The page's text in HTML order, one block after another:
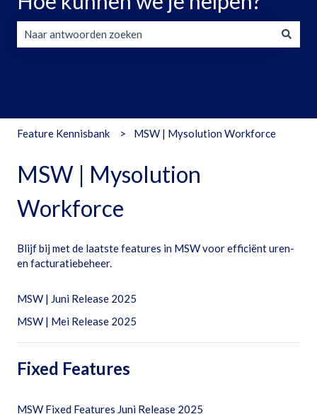
Feature Kennisbank MSW | Mysolution Workforce
MSW | Mysolution
Workforce
Blijf bij met de laatste features in MSW voor efficiënt uren-
en facturatiebeheer.
MSW | Juni Release 2025
MSW | Mei Release 2025
Fixed Features
MSW Fixed Features Juni Release 2025